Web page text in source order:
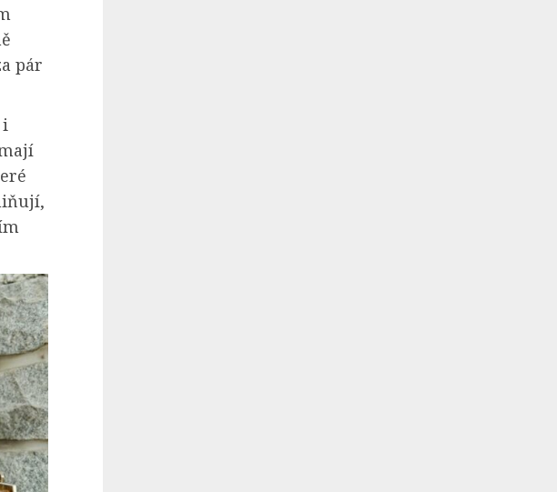
pár
i